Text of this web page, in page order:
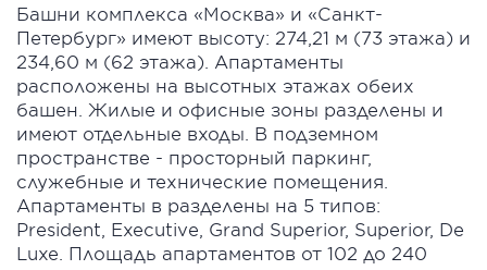
Башни комплекса «Москва» и «Санкт-
Петербург» имеют высоту: 274,21 м (73 этажа) и
234,60 м (62 этажа). Апартаменты
расположены на высотных этажах обеих
башен. Жилые и офисные зоны разделены и
имеют отдельные входы. В подземном
пространстве - просторный паркинг,
служебные и технические помещения.
Апартаменты в разделены на 5 типов:
President, Executive, Grand Superior, Superior, De
Luxe. Площадь апартаментов от 102 до 240